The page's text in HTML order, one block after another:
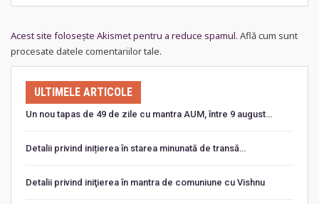
Acest site folosește Akismet pentru a reduce spamul. Află cum sunt
procesate datele comentariilor tale.
ULTIMELE ARTICOLE
Un nou tapas de 49 de zile cu mantra AUM, între 9 august…
Detalii privind inițierea în starea minunată de transă…
Detalii privind iniţierea în mantra de comuniune cu Vishnu